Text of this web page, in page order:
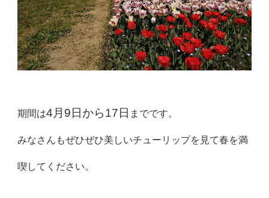
期間は4月9日から17日 までです。
みなさんもぜひぜひ美しいチューリップを見て春を満
喫してください。